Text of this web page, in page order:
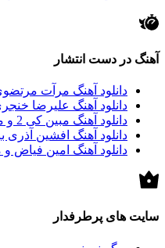
آهنگ در دست انتشار
دانلود آهنگ مرآت
دانلود آهنگ علیرضا
دانلود آهنگ مبین کی 2 و محمد صدرا یه آدم ساده
دانلود آهنگ افشین آذری
دانلود آهنگ امین
سایت های پرطرفدار